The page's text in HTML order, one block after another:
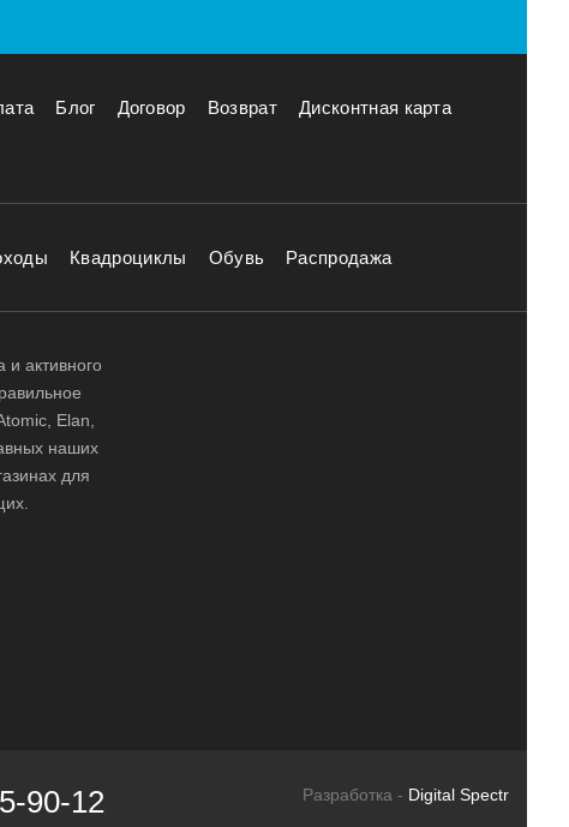
Блог Договор Возврат Дисконтная карта
Квадроциклы Обувь Распродажа
активного
Elan,
наших
для
90-12 Разработка - Digital Spectr